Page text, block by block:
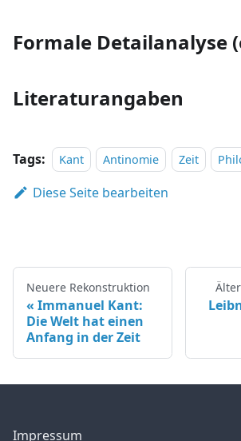
Formale Detailanalyse
Literaturangaben
Tags: Kant Antinomie Zeit
Diese Seite bearbeiten
Neuere Rekonstruktion
Immanuel Kant:
Die Welt hat einen
Anfang in der Zeit
Impressum